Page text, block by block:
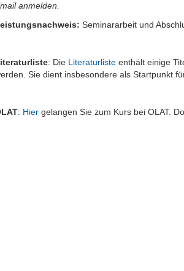
anmelden.
Seminararbeit und
: Die Literaturliste enthält einige
Sie dient insbesondere als Startpunkt
: Hier gelangen Sie zum Kurs bei OLAT.